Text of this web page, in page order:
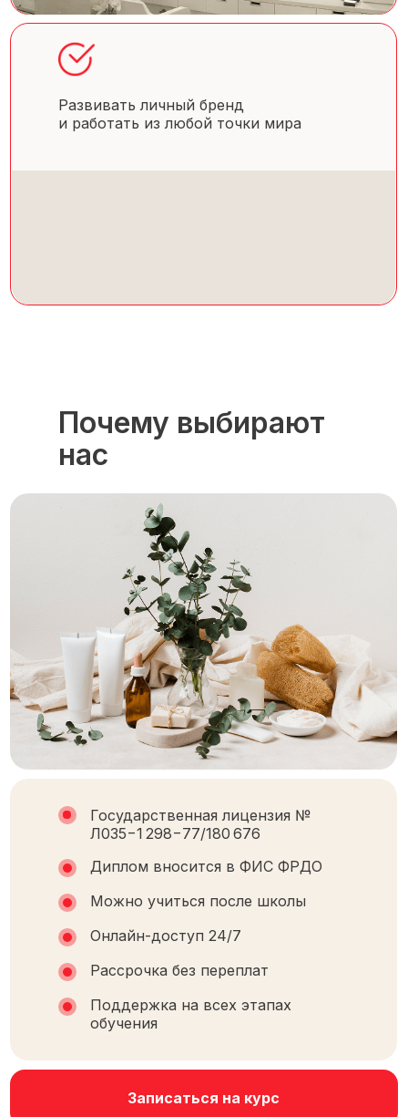
Развивать личный бренд
и работать из любой точки мира
Почему выбирают
нас
Записаться на курс
Поддержка на всех этапах
обучения
Рассрочка без переплат
Онлайн-доступ 24/7
Можно учиться после школы
Диплом вносится в ФИС ФРДО
Государственная лицензия №
Л035−1 298−77/180 676